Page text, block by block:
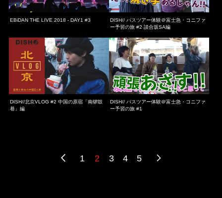
EBiDAN THE LIVE 2018 - DAY1 #3
DISH// バスツアー体験＠富士急・コニファ
ー予習の旅 #2 談合坂SA編
DISH//北京VLOG #2 中国の原宿「南锣鼓
巷」編
DISH// バスツアー体験＠富士急・コニファ
ー予習の旅 #1
1 2 3 4 5